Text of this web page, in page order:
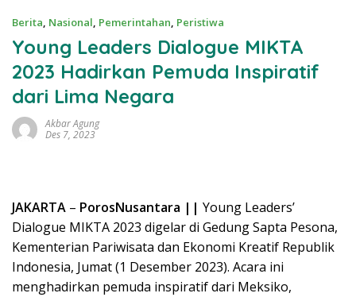
Berita, Nasional, Pemerintahan, Peristiwa
Young Leaders Dialogue MIKTA
2023 Hadirkan Pemuda Inspiratif
dari Lima Negara
Akbar Agung
Des 7, 2023
JAKARTA – PorosNusantara || Young Leaders’
Dialogue MIKTA 2023 digelar di Gedung Sapta Pesona,
Kementerian Pariwisata dan Ekonomi Kreatif Republik
Indonesia, Jumat (1 Desember 2023). Acara ini
menghadirkan pemuda inspiratif dari Meksiko,